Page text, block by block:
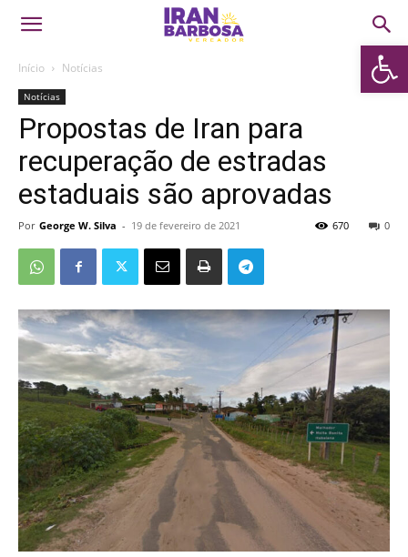
Abrir
Início Notícias
Notícias
Propostas de Iran para
recuperação de estradas
estaduais são aprovadas
Por George W. Silva - 19 de fevereiro de 2021 0
670